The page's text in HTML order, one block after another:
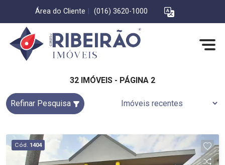
Área do Cliente (016) 3620-1000
32 IMÓVEIS - PÁGINA 2
Refinar Pesquisa
Cód. 1404